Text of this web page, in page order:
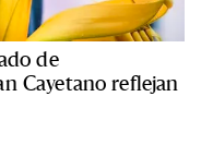
de
Cayetano reflejan